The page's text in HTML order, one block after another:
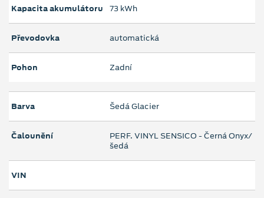
Kapacita akumulátoru 73 kWh
Převodovka automatická
Pohon Zadní
Barva Šedá Glacier
Čalounění
PERF. VINYL SENSICO - Černá Onyx/
šedá
VIN